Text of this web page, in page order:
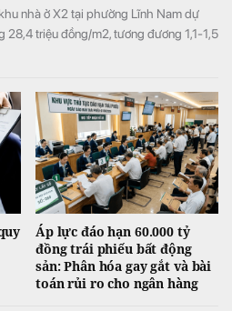
nhà ở X2 tại phường Lĩnh Nam dự
28,4 triệu đồng/m2, tương đương 1,1-1,5
Áp lực đáo hạn 60.000 tỷ
đồng trái phiếu bất động
sản: Phân hóa gay gắt và bài
toán rủi ro cho ngân hàng